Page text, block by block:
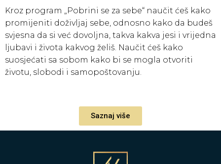
Kroz program „Pobrini se za sebe“ naučit ćeš kako
promijeniti doživljaj sebe, odnosno kako da budeš
svjesna da si već dovoljna, takva kakva jesi i vrijedna
ljubavi i života kakvog želiš. Naučit ćeš kako
suosjećati sa sobom kako bi se mogla otvoriti
životu, slobodi i samopoštovanju.
Saznaj više